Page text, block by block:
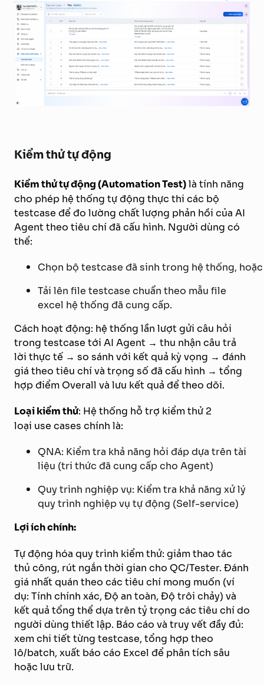
Kiểm thử tự động
Kiểm thử tự động (Automation Test)là tính năng
cho phép hệ thống tự động thực thi các bộ
testcase để đo lường chất lượng phản hồi của AI
Agent theo tiêu chí đã cấu hình. Người dùng có
thể:
Chọn bộ testcase đã sinh trong hệ thống,
Tải lên file testcase chuẩn theo mẫu file
excel hệ thống đã cung cấp.
Cách hoạt động: hệ thống lần lượt gửi câu hỏi
trong testcase tới AI Agent → thu nhận câu trả
lời thực tế → so sánh với kết quả kỳ vọng → đánh
giá theo tiêu chí và trọng số đã cấu hình → tổng
hợp điểm Overall và lưu kết quả để theo dõi.
Loại kiểm thử: Hệ thống hỗ trợ kiểm thử 2
loại use cases chính là:
QNA: Kiểm tra khả năng hỏi đáp dựa trên tài
liệu (tri thức đã cung cấp cho Agent)
Quy trình nghiệp vụ: Kiểm tra khả năng xử lý
quy trình nghiệp vụ tự động (Self-service)
Lợi ích chính:
Tự động hóa quy trình kiểm thử: giảm thao tác
thủ công, rút ngắn thời gian cho QC/Tester. Đánh
giá nhất quán theo các tiêu chí mong muốn (ví
dụ: Tính chính xác, Độ an toàn, Độ trôi chảy) và
kết quả tổng thể dựa trên tỷ trọng các tiêu chí do
người dùng thiết lập. Báo cáo và truy vết đầy đủ:
xem chi tiết từng testcase, tổng hợp theo
lô/batch, xuất báo cáo Excel để phân tích sâu
hoặc lưu trữ.